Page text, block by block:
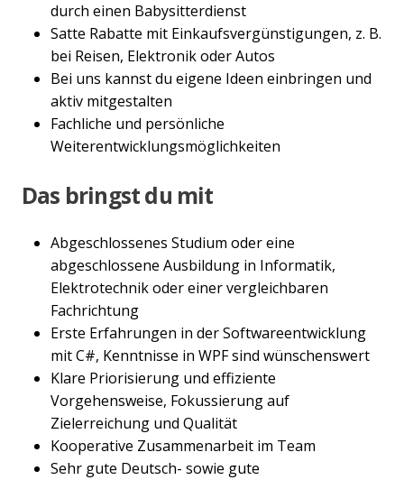
durch einen Babysitterdienst
Satte Rabatte mit Einkaufsvergünstigungen, z. B.
bei Reisen, Elektronik oder Autos
Bei uns kannst du eigene Ideen einbringen und
aktiv mitgestalten
Fachliche und persönliche
Weiterentwicklungsmöglichkeiten
Das bringst du mit
Abgeschlossenes Studium oder eine
abgeschlossene Ausbildung in Informatik,
Elektrotechnik oder einer vergleichbaren
Fachrichtung
Erste Erfahrungen in der Softwareentwicklung
mit C#, Kenntnisse in WPF sind wünschenswert
Klare Priorisierung und effiziente
Vorgehensweise, Fokussierung auf
Zielerreichung und Qualität
Kooperative Zusammenarbeit im Team
Sehr gute Deutsch- sowie gute